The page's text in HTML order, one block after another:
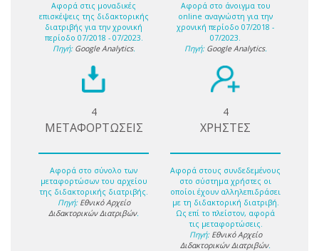
Αφορά στις μοναδικές
επισκέψεις της διδακτορικής
διατριβής για την χρονική
περίοδο 07/2018 - 07/2023.
Πηγή: Google Analytics.
Αφορά στο άνοιγμα του
online αναγνώστη για την
χρονική περίοδο 07/2018 -
07/2023.
Πηγή: Google Analytics.
4
ΜΕΤΑΦΟΡΤΩΣΕΙΣ
Αφορά στο σύνολο των
μεταφορτώσων του αρχείου
της διδακτορικής διατριβής.
Πηγή: Εθνικό Αρχείο
Διδακτορικών Διατριβών.
4
ΧΡΗΣΤΕΣ
Αφορά στους συνδεδεμένους
στο σύστημα χρήστες οι
οποίοι έχουν αλληλεπιδράσει
με τη διδακτορική διατριβή.
Ως επί το πλείστον, αφορά
τις μεταφορτώσεις.
Πηγή: Εθνικό Αρχείο
Διδακτορικών Διατριβών.